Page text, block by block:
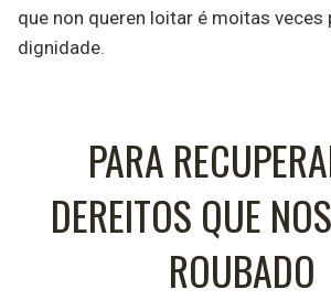
que non queren loitar é moitas veces
dignidade.
PARA
DEREITOS QUE
ROUBADO